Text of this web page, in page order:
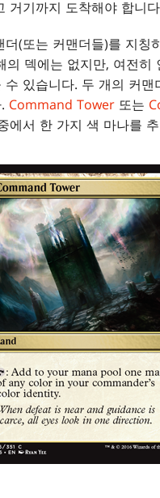
거기까지 도착해야 합니
(또는 커맨더들)를 지
의 덱에는 없지만, 여전히
있습니다. 두 개의 커
Command Tower 또는
에서 한 가지 색 마나를